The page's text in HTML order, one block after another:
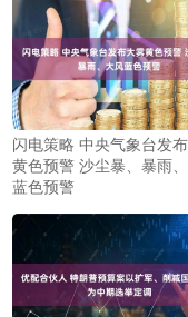
闪电策略 中央气象台发
黄色预警 沙尘暴、暴雨
蓝色预警